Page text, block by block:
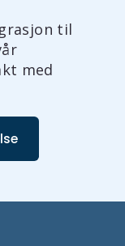
til
med